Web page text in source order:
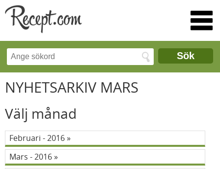
Sök
NYHETSARKIV MARS
Välj månad
Februari - 2016
Mars - 2016